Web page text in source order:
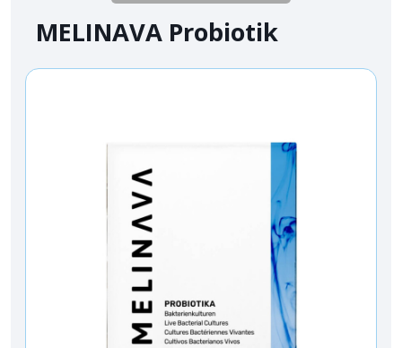
MELINAVA Probiotik